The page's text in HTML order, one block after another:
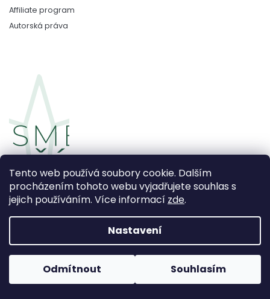
Tento web používá soubory cookie. Dalším
procházením tohoto webu vyjadřujete souhlas s
jejich používáním. Více informací zde.
Nastavení
Odmítnout Souhlasím
Affiliate program
Autorská práva